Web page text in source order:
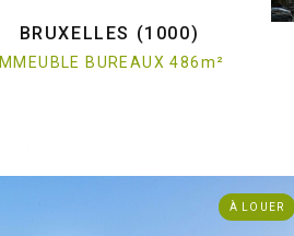
BRUXELLES (1000)
IMMEUBLE BUREAUX 486m²
À LOUER